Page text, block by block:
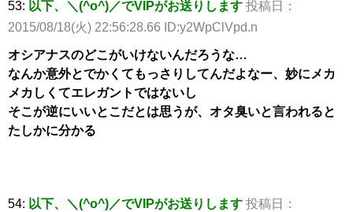
53: 以下、＼(^o^)／でVIPがお送りします 投稿日：
2015/08/18(火) 22:56:28.66 ID:y2WpClVpd.n
オシアナスのどこがいけないんだろうな…
なんか意外とでかくてもっさりしてんだよなー、妙にメカ
メカしくてエレガントではないし
そこが逆にいいとこだとは思うが、オタ臭いと言われると
たしかに分かる
54: 以下、＼(^o^)／でVIPがお送りします 投稿日：